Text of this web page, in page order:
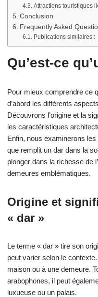
Attractions touristiques
Conclusion
Frequently Asked
Publications similaires :
Qu’est-ce
Pour mieux comprendre ce
d’abord les différents
Découvrons l’origine et la
les caractéristiques
Enfin, nous examinerons
que remplit un dar dans la
plonger dans la richesse de
demeures emblématiques.
Origine et
« dar »
Le terme « dar » tire son
peut varier selon le
maison ou à une demeure.
arabophones, il peut
luxueuse ou un palais.